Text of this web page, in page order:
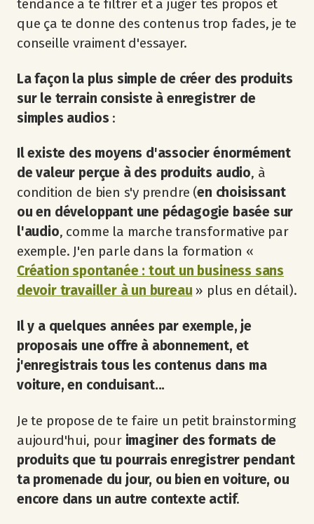
tendance à te filtrer et à juger tes propos et
que ça te donne des contenus trop fades, je te
conseille vraiment d'essayer.
La façon la plus simple de créer des produits
sur le terrain consiste à enregistrer de
simples audios :
Il existe des moyens d'associer énormément
de valeur perçue à des produits audio, à
condition de bien s'y prendre (en choisissant
ou en développant une pédagogie basée sur
l'audio, comme la marche transformative par
exemple. J'en parle dans la formation «
Création spontanée : tout un business sans
devoir travailler à un bureau » plus en détail).
Il y a quelques années par exemple, je
proposais une offre à abonnement, et
j'enregistrais tous les contenus dans ma
voiture, en conduisant...
Je te propose de te faire un petit brainstorming
aujourd'hui, pour imaginer des formats de
produits que tu pourrais enregistrer pendant
ta promenade du jour, ou bien en voiture, ou
encore dans un autre contexte actif.